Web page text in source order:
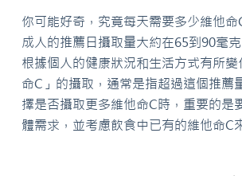
你可能好奇，究竟每天需要多少維他命
成人的推薦日攝取量大約在65到90毫
根據個人的健康狀況和生活方式有所
命C」的攝取，通常是指超過這個推薦
擇是否攝取更多維他命C時，重要的是
體需求，並考慮飲食中已有的維他命C